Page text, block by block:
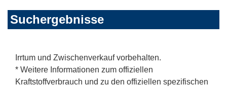
Suchergebnisse
Irrtum und Zwischenverkauf vorbehalten.
* Weitere Informationen zum offiziellen
Kraftstoffverbrauch und zu den offiziellen spezifischen